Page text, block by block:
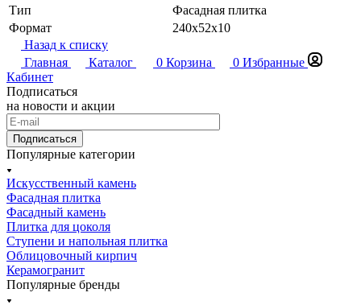
Тип
Фасадная плитка
Формат
240х52х10
Назад к списку
Главная
Каталог 0 Корзина 0 Избранные
Кабинет
Подписаться
на новости и акции
Подписаться
Популярные категории
Искусственный камень
Фасадная плитка
Фасадный камень
Плитка для цоколя
Ступени и напольная плитка
Облицовочный кирпич
Керамогранит
Популярные бренды